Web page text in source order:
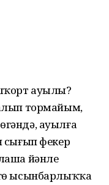
ауылы?
тормайым,
ауылға
сығып фекер
йәнле
ысынбарлыҡҡа